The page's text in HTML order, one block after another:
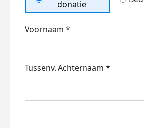
donatie
Voornaam *
Tussenv. Achternaam *